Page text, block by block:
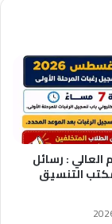
العالي : رسائل
التنسيق